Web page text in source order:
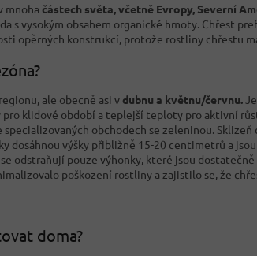
mnoha částech světa, včetně Evropy, Severní
s vysokým obsahem organické hmoty. Chřest
opěrných konstrukcí, protože rostliny chřestu
ale obecně asi v dubnu a květnu/červnu.
klidové období a teplejší teploty pro aktivní
obchodech se zeleninou.
dosáhnou výšky přibližně 15-20 centimetrů a
odstraňují pouze výhonky, které jsou
poškození rostliny a zajistilo se, že
doma?